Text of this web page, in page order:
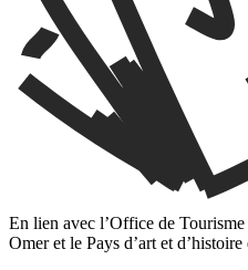
En lien avec l’Office de
Omer et le Pays d’art et